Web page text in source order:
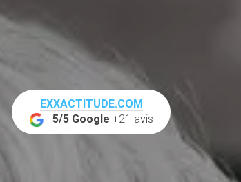
EXXACTITUDE.COM
5/5 Google +21 avis